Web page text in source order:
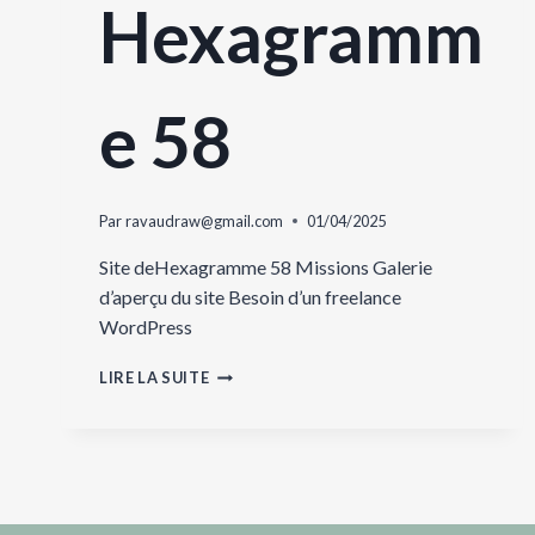
Hexagramm
e 58
Parravaudraw@gmail.com 01/04/2025
Site deHexagramme 58 Missions Galerie
d’aperçu du site Besoin d’un freelance
WordPress
LIRE LA SUITEHEXAGRAMME